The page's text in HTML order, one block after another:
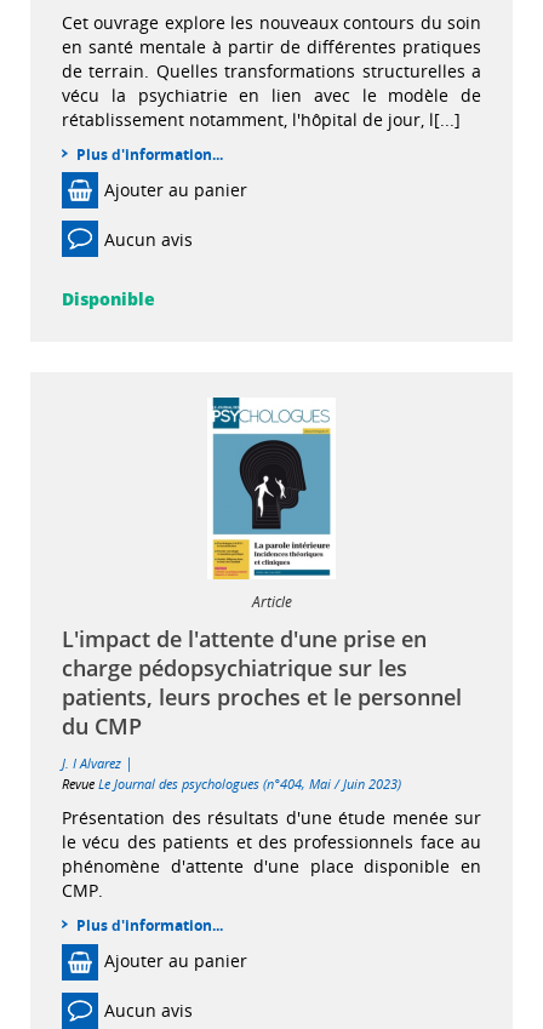
Cet ouvrage explore les nouveaux contours du soin
en santé mentale à partir de différentes pratiques
de terrain. Quelles transformations structurelles a
vécu la psychiatrie en lien avec le modèle de
rétablissement notamment, l'hôpital de jour, l[...]
Plus d'information...
Ajouter au panier
Aucun avis
Disponible
Article
L'impact de l'attente d'une prise en
charge pédopsychiatrique sur les
patients, leurs proches et le personnel
du CMP
J. I Alvarez |
Revue Le Journal des psychologues (n°404, Mai / Juin 2023)
Présentation des résultats d'une étude menée sur
le vécu des patients et des professionnels face au
phénomène d'attente d'une place disponible en
CMP.
Plus d'information...
Ajouter au panier
Aucun avis